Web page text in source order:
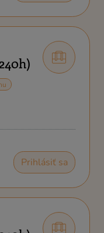
Prihlásiť sa